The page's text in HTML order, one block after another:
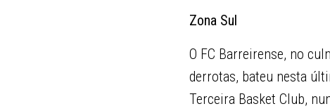
Zona Sul
O FC Barreirense, no
derrotas, bateu nesta
Terceira Basket Club,